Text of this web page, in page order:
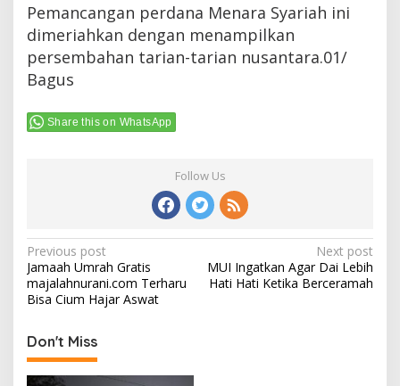
Pemancangan perdana Menara Syariah ini
dimeriahkan dengan menampilkan
persembahan tarian-tarian nusantara.01/
Bagus
Share this on WhatsApp
Follow Us
Post
navigation
Previous post
Jamaah Umrah Gratis
majalahnurani.com Terharu
Bisa Cium Hajar Aswat
Next post
MUI Ingatkan Agar Dai Lebih
Hati Hati Ketika Berceramah
Don't Miss